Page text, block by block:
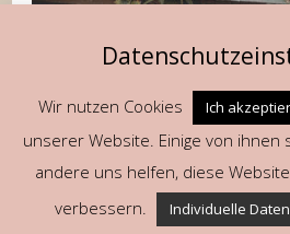
Warum
Im Nachgang habe ich
dass der Kanal damals
Wir nutzen Cookies Ich
unserer Website. Einige von ihnen
andere uns helfen, diese
verbessern.
Individuelle